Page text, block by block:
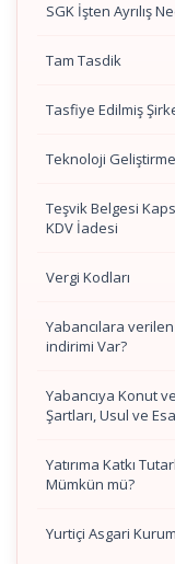
SGK İşten Ayrılış
Tam Tasdik
Tasfiye Edilmiş
Teknoloji
Teşvik Belgesi
KDV İadesi
Vergi Kodları
Yabancılara
indirimi Var?
Yabancıya Konut
Şartları, Usul ve
Yatırıma Katkı
Mümkün mü?
Yurtiçi Asgari